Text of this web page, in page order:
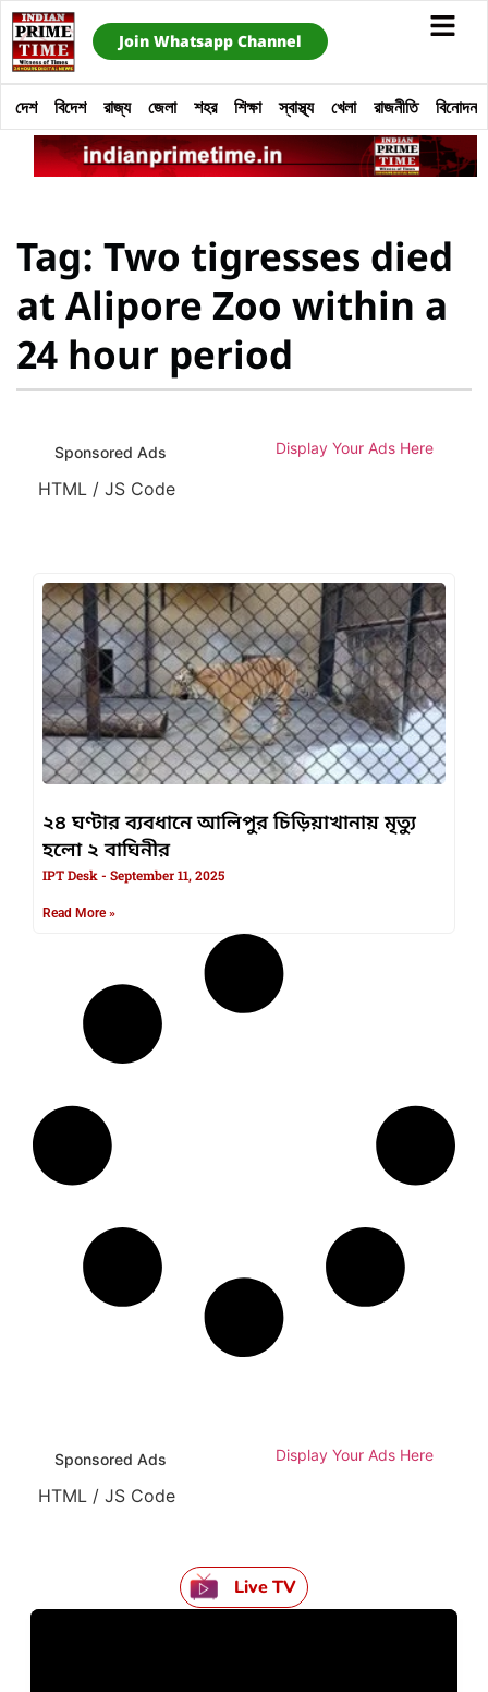
Join Whatsapp Channel
দেশ বিদেশ রাজ্য জেলা শহর শিক্ষা স্বাস্থ্য খেলা রাজনীতি বিনোদন
Tag: Two tigresses died
at Alipore Zoo within a
24 hour period
Sponsored Ads Display Your Ads Here
HTML / JS Code
২৪ ঘণ্টার ব্যবধানে আলিপুর চিড়িয়াখানায় মৃত্যু
হলো ২ বাঘিনীর
IPT Desk September 11, 2025
Read More »
Sponsored Ads Display Your Ads Here
HTML / JS Code
Live TV